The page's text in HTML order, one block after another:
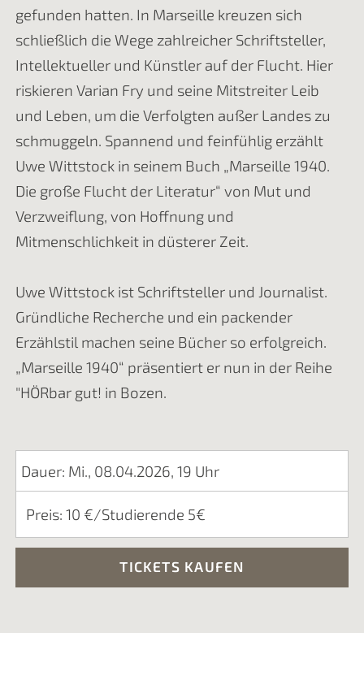
gefunden hatten. In Marseille kreuzen sich
schließlich die Wege zahlreicher Schriftsteller,
Intellektueller und Künstler auf der Flucht. Hier
riskieren Varian Fry und seine Mitstreiter Leib
und Leben, um die Verfolgten außer Landes zu
schmuggeln. Spannend und feinfühlig erzählt
Uwe Wittstock in seinem Buch „Marseille 1940.
Die große Flucht der Literatur“ von Mut und
Verzweiflung, von Hoffnung und
Mitmenschlichkeit in düsterer Zeit.
Uwe Wittstock ist Schriftsteller und Journalist.
Gründliche Recherche und ein packender
Erzählstil machen seine Bücher so erfolgreich.
„Marseille 1940“ präsentiert er nun in der Reihe
"HÖRbar gut! in Bozen.
Dauer: Mi., 08.04.2026, 19 Uhr
Preis: 10 €/Studierende 5€
TICKETS KAUFEN